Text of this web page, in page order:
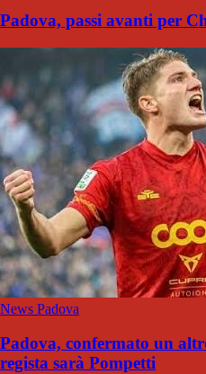
Padova, passi avanti per
News Padova
Padova, confermato un
regista sarà Pompetti